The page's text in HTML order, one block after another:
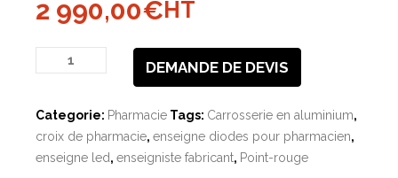
2 990,00€HT
quantité
de
pharmacie
à
diodes
DEMANDE DE DEVIS
Categorie: Pharmacie Tags: Carrosserie en aluminium,
croix de pharmacie, enseigne diodes pour pharmacien,
enseigne led, enseigniste fabricant, Point-rouge